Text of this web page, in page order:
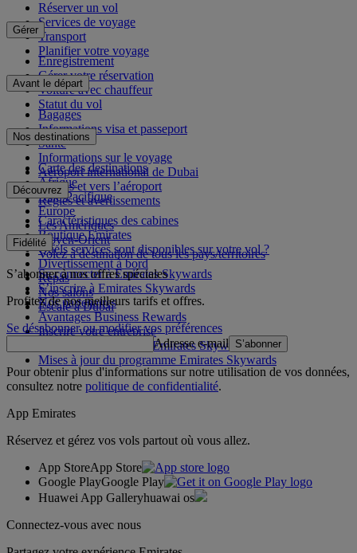
Réserver un vol
Services de voyage
Transport
Planifier votre voyage
Gérer
Enregistrement
Gérer votre réservation
Voiture avec chauffeur
Statut du vol
Avant le départ
Bagages
Informations visa et passeport
Santé
Informations sur le voyage
Aéroport international de Dubai
Depuis et vers l’aéroport
Règles et avertissements
Nos destinations
Carte des destinations
Afrique
Asie-Pacifique
Europe
Les Amériques
Moyen-Orient
Volez à destination de tous les pays/territoires
Découvrez
Caractéristiques des cabines
Boutique Emirates
Quels services sont disponibles sur votre vol ?
Divertissement à bord
Repas
Nos salons
Escale à Dubai
Fidélité
Se connecter à Emirates Skywards
S’inscrire à Emirates Skywards
Nos partenaires
Avantages Business Rewards
Inscrire votre entreprise
Règles du programme Emirates Skywards
Mises à jour du programme Emirates Skywards
S’abonner à nos offres spéciales
Profitez de nos meilleurs tarifs et offres.
Se désabonner ou modifier vos préférences
Adresse e-mail S’abonner
Pour obtenir plus d'informations sur notre utilisation de vos données,
consultez notre politique de confidentialité.
App Emirates
Réservez et gérez vos vols partout où vous allez.
App StoreApp Store
Google PlayGoogle Play
Huawei App Galleryhuawai os
Connectez-vous avec nous